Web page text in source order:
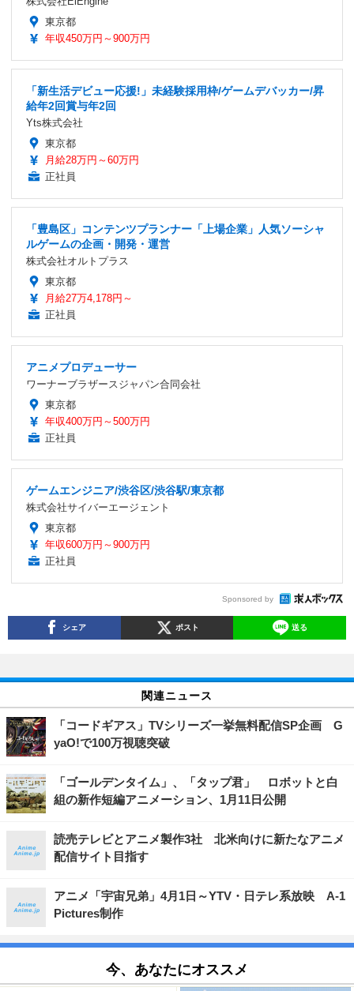
東京都
年収450万円～900万円
「新生活デビュー応援!」未経験採用枠/ゲームデバッカー/昇
給年2回賞与年2回
Yts株式会社
東京都
月給28万円～60万円
正社員
「豊島区」コンテンツプランナー「上場企業」人気ソーシャ
ルゲームの企画・開発・運営
株式会社オルトプラス
東京都
月給27万4,178円～
正社員
アニメプロデューサー
ワーナーブラザースジャパン合同会社
東京都
年収400万円～500万円
正社員
ゲームエンジニア/渋谷区/渋谷駅/東京都
株式会社サイバーエージェント
東京都
年収600万円～900万円
正社員
Sponsored by
シェア ポスト 送る
関連ニュース
「コードギアス」TVシリーズ一挙無料配信SP企画 G
yaO!で100万視聴突破
「ゴールデンタイム」、「タップ君」 ロボットと白
組の新作短編アニメーション、1月11日公開
読売テレビとアニメ製作3社 北米向けに新たなアニメ
配信サイト目指す
アニメ「宇宙兄弟」4月1日～YTV・日テレ系放映 A-1
Pictures制作
今、あなたにオススメ